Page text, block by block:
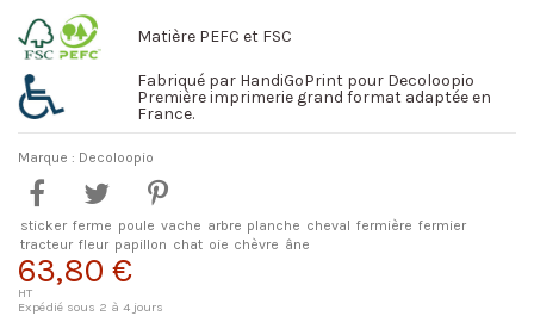
Matière PEFC et FSC
Fabriqué par HandiGoPrint pour Decoloopio
Première imprimerie grand format adaptée en
France.
Marque : Decoloopio
sticker ferme poule vache arbre planche cheval fermière fermier
tracteur fleur papillon chat oie chèvre âne
63,80 €
HT
Expédié sous 2 à 4 jours